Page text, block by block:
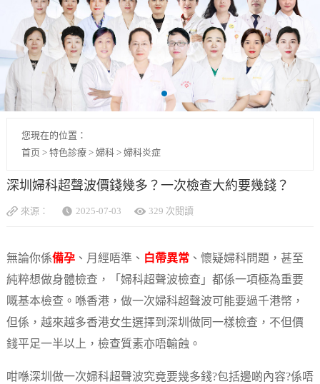
您現在的位置：
首页 > 特色診療> 婦科> 婦科炎症
深圳婦科超聲波價錢幾多？一次檢查大約要幾錢？
來源： 2025-07-03 329 次閱讀
無論你係備孕、月經唔準、 白帶異常、懷疑婦科問題，甚至
純粹想做身體檢查，「婦科超聲波檢查」都係一項極為重要
嘅基本檢查。喺香港，做一次婦科超聲波可能要過千港幣，
但係，越來越多香港女生選擇到深圳做同一樣檢查，不但價
錢平足一半以上，檢查質素亦唔輸蝕。
咁喺深圳做一次婦科超聲波究竟要幾多錢?包括邊啲內容?係唔